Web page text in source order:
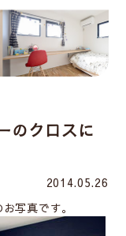
のクロスに
2014.05.26
写真です。